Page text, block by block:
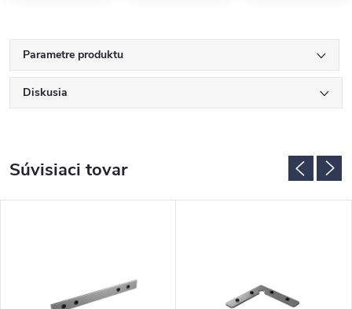
Parametre produktu
Diskusia
Súvisiaci tovar